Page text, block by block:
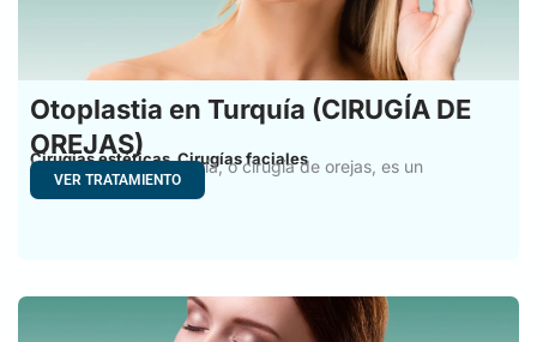
Otoplastia en Turquía (CIRUGÍA DE
OREJAS)
Cirugías estéticas,Cirugías faciales
La otoplastia en Turquía, o cirugía de orejas, es un
VER TRATAMIENTO